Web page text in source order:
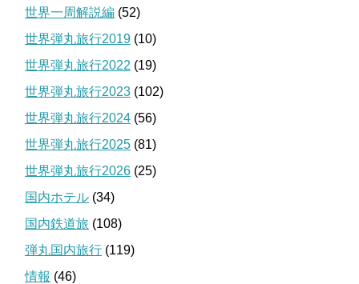
世界一周解説編 (52)
世界弾丸旅行2019 (10)
世界弾丸旅行2022 (19)
世界弾丸旅行2023 (102)
世界弾丸旅行2024 (56)
世界弾丸旅行2025 (81)
世界弾丸旅行2026 (25)
国内ホテル (34)
国内鉄道旅 (108)
弾丸国内旅行 (119)
情報 (46)